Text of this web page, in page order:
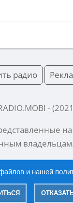
радио
- (2021
на
владельцам.
| English
и нашей